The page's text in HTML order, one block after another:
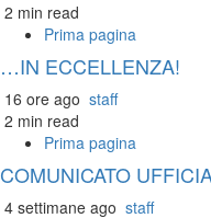
2 min read
Prima pagina
…IN ECCELLENZA!
16 ore ago staff
2 min read
Prima pagina
COMUNICATO
4 settimane ago staff